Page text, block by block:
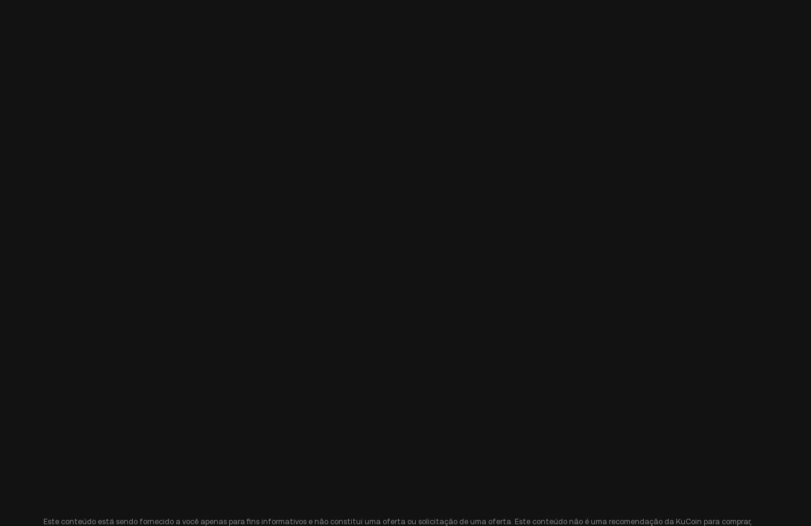
Este conteúdo está sendo fornecido a você apenas para fins informativos e não constitui uma oferta ou solicitação de uma oferta. Este conteúdo não é uma recomendação da KuCoin para comprar,